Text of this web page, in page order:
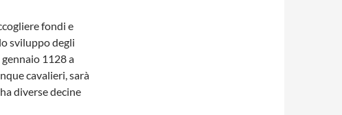
fondi e
sviluppo degli
1128 a
cavalieri, sarà
diverse decine